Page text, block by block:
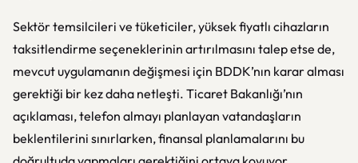
Sektör temsilcileri ve tüketiciler, yüksek fiyatlı cihazların
taksitlendirme seçeneklerinin artırılmasını talep etse de,
mevcut uygulamanın değişmesi için BDDK’nın karar alması
gerektiği bir kez daha netleşti. Ticaret Bakanlığı’nın
açıklaması, telefon almayı planlayan vatandaşların
beklentilerini sınırlarken, finansal planlamalarını bu